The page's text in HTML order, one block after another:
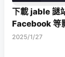
下載 jable 謎
Facebook 等
2025/1/27